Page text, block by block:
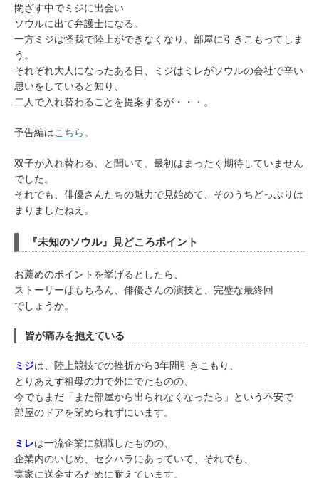
閉ざす中でミジに出会い
ソウルに出て弁護士になる。
一方ミジは怪我で陸上ができなくなり、部屋に引きこもってしま
う。
それぞれ大人になったある日、ミジはミレがソウルの会社で辛い
思いをしていると知り、
二人で入れ替わることを提案するが・・・。
予告編はこちら。
双子が入れ替わる、と聞いて、最初はまったく期待していません
でした。
それでも、俳優さんたちの魅力で見始めて、そのうちどっぷりは
まりましたねえ。
『未知のソウル』見どころポイント
お薦めのポイントを挙げるとしたら、
ストーリーはもちろん、俳優さんの演技と、完璧な最終回
でしょうか。
皆が痛みを抱えている
ミジは、陸上競技での挫折から3年間引きこもり、
とりあえず祖母の力で外にでたものの、
今でもまだ「また部屋から出られなくなったら」という不安で
部屋のドアを閉められずにいます。
ミレは一流企業に就職したものの、
企業内のいじめ、セクハラにあっていて、それでも、
実家に送金するために耐えています。